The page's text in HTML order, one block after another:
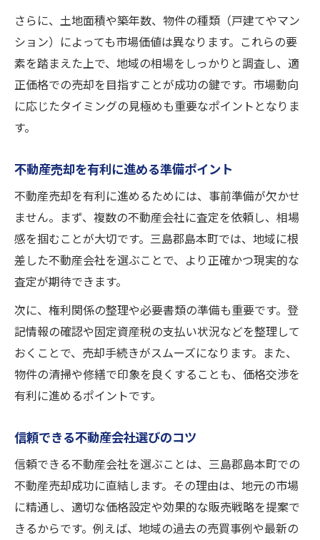
さらに、土地面積や築年数、物件の種類（戸建てやマン
ション）によっても市場価値は異なります。これらの要
素を踏まえた上で、地域の相場をしっかりと調査し、適
正価格での売却を目指すことが成功の鍵です。市場動向
に応じたタイミングの見極めも重要なポイントとなりま
す。
不動産売却を有利に進める準備ポイント
不動産売却を有利に進めるためには、事前準備が欠かせ
ません。まず、複数の不動産会社に査定を依頼し、相場
感を掴むことが大切です。三島郡島本町では、地域に根
差した不動産会社を選ぶことで、より正確かつ現実的な
査定が期待できます。
次に、権利関係の整理や必要書類の準備も重要です。登
記情報の確認や固定資産税の支払い状況などを整理して
おくことで、売却手続きがスムーズになります。また、
物件の清掃や修繕で印象を良くすることも、価格交渉を
有利に進めるポイントです。
信頼できる不動産会社選びのコツ
信頼できる不動産会社を選ぶことは、三島郡島本町での
不動産売却成功に直結します。その理由は、地元の市場
に精通し、適切な価格設定や効果的な販売戦略を提案で
きるからです。例えば、地域の過去の売買事例や最新の